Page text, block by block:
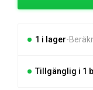
1 i lager
Tillgänglig i 1